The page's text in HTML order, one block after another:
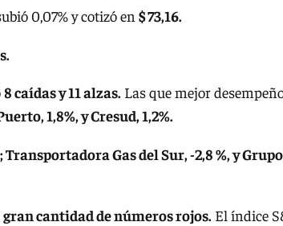
0,07% y cotizó en $ 73,16.
8 caídas y 11 alzas. Las que mejor
1,8%, y Cresud, 1,2%.
Gas del Sur, -2,8 %, y Grupo
gran cantidad de números rojos. El índice